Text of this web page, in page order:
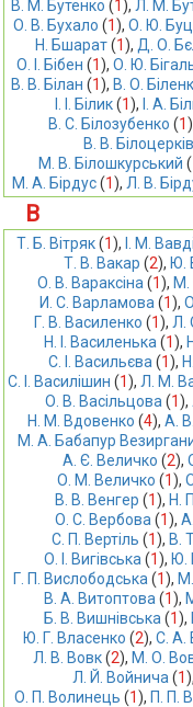
В. М. Бутенко (1), Л. М.
О. В. Бухало (1), О. Ю.
Н. Бшарат (1), Д. О.
О. І. Бібен (1), О. Ю.
В. В. Білан (1), В. О.
І. І. Білик (1), І. А.
В. С. Білозубенко (1
В. В.
М. В. Білошкурський (
М. А. Бірдус (1), Л. В.
В
Т. Б. Вiтряк (1), І. М.
Т. В. Вакар (2), Ю.
О. В. Вараксіна (1), М.
И. С. Варламова (1),
Г. В. Василенко (1), Л.
Н. І. Василенька (1),
С. І. Васильєва (1),
С. І. Василішин (1), Л. М.
О. В. Васільцова (1),
Н. М. Вдовенко (4), А.
М. А. Бабапур
А. Є. Величко (2),
О. М. Величко (1),
В. В. Венгер (1), Н.
О. С. Вербова (1),
С. П. Вертіль (1), В.
О. І. Вигівська (1), Ю.
Г. П. Вислободська (1),
В. А. Витоптова (1),
Б. В. Вишнівська (1),
Ю. Г. Власенко (2), С. А.
Л. В. Вовк (2), М. О.
Л. Й. Войнича (1),
О. П. Волинець (1), П. П.